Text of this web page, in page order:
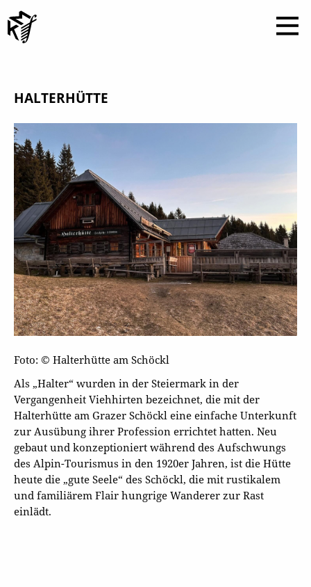
HALTERHÜTTE
Foto: © Halterhütte am Schöckl
Als „Halter“ wurden in der Steiermark in der
Vergangenheit Viehhirten bezeichnet, die mit der
Halterhütte am Grazer Schöckl eine einfache Unterkunft
zur Ausübung ihrer Profession errichtet hatten. Neu
gebaut und konzeptioniert während des Aufschwungs
des Alpin-Tourismus in den 1920er Jahren, ist die Hütte
heute die „gute Seele“ des Schöckl, die mit rustikalem
und familiärem Flair hungrige Wanderer zur Rast
einlädt.